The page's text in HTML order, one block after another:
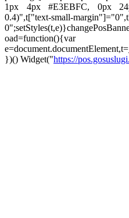
1px 4px #E3EBFC, 0px
0.4)",t["text-small-
oad=function(){var
})() Widget("https://